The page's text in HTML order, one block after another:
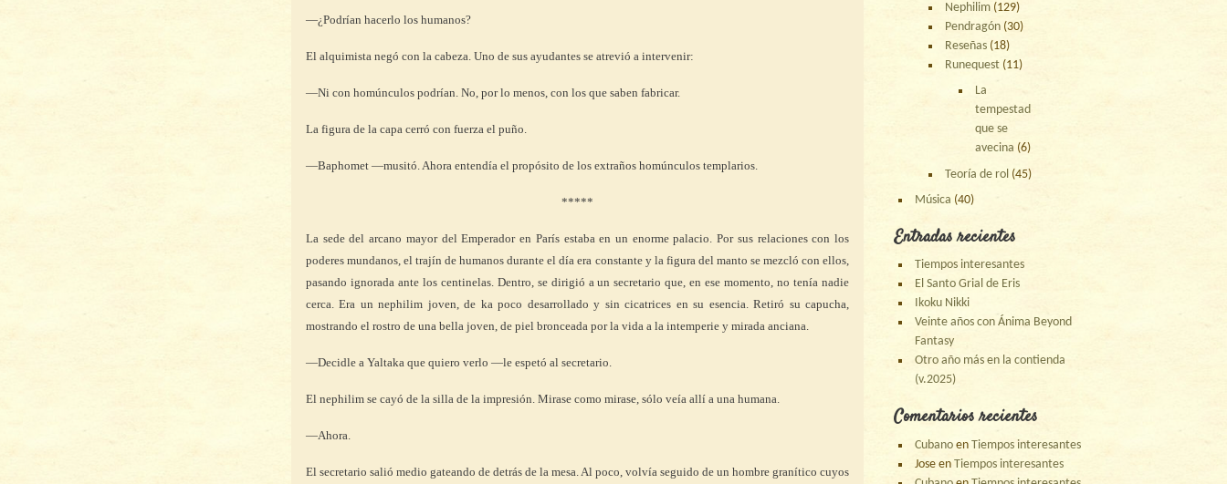
—¿Podrían hacerlo los humanos?
El alquimista negó con la cabeza. Uno de sus ayudantes se atrevió a intervenir:
—Ni con homúnculos podrían. No, por lo menos, con los que saben fabricar.
La figura de la capa cerró con fuerza el puño.
—Baphomet —musitó. Ahora entendía el propósito de los extraños homúnculos templarios.
*****
La sede del arcano mayor del Emperador en París estaba en un enorme palacio. Por sus relaciones con los
poderes mundanos, el trajín de humanos durante el día era constante y la figura del manto se mezcló con ellos,
pasando ignorada ante los centinelas. Dentro, se dirigió a un secretario que, en ese momento, no tenía nadie
cerca. Era un nephilim joven, de ka poco desarrollado y sin cicatrices en su esencia. Retiró su capucha,
mostrando el rostro de una bella joven, de piel bronceada por la vida a la intemperie y mirada anciana.
—Decidle a Yaltaka que quiero verlo —le espetó al secretario.
El nephilim se cayó de la silla de la impresión. Mirase como mirase, sólo veía allí a una humana.
—Ahora.
El secretario salió medio gateando de detrás de la mesa. Al poco, volvía seguido de un hombre granítico cuyos
Nephilim (129)
Pendragón (30)
Reseñas (18)
Runequest (11)
La
tempestad
que se
avecina (6)
Teoría de rol (45)
Música (40)
Entradas recientes
Tiempos interesantes
El Santo Grial de Eris
Ikoku Nikki
Veinte años con Ánima Beyond
Fantasy
Otro año más en la contienda
(v.2025)
Comentarios recientes
Cubano enTiempos interesantes
Jose enTiempos interesantes